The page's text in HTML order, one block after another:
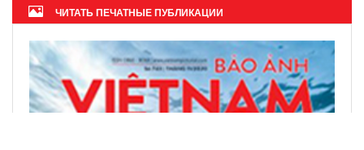
ЧИТАТЬ ПЕЧАТНЫЕ ПУБЛИКАЦИИ